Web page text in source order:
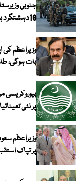
جنوبی
10دہشتگرد ہلاک
وزیراعظم کی
بات ہوگی،
بیوروکریسی
پر نئی
وزیراعظم
پر تپاک